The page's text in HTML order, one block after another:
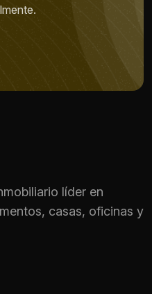
líder en
casas, oficinas y